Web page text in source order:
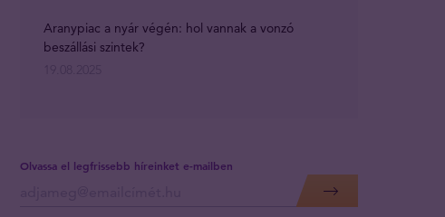
Olvassa el legfrissebb híreinket e-mailben
Aranypiac a nyár végén: hol vannak a vonzó
beszállási szintek?